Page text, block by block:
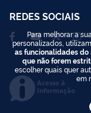
REDES SOCIAIS
Acesso à
Informação
Para melhorar a
personalizados,
as funcionalidades do
que não forem
escolher quais quer
em